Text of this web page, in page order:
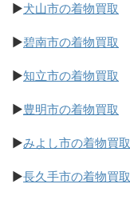
▶犬山市の着物買取
▶碧南市の着物買取
▶知立市の着物買取
▶豊明市の着物買取
▶みよし市の着物買取
▶長久手市の着物買取